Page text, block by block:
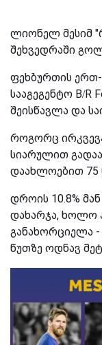
ლიონელ მესიმ
შეხვედრაში
ფეხბურთის
სააგეგენტო B/R
შეისწავლა და
როგორც
სიარულით
დაახლოებით 75
დროის 10.8%
დახარჯა, ხოლო
განახორციელა -
წუთზე ოდნავ